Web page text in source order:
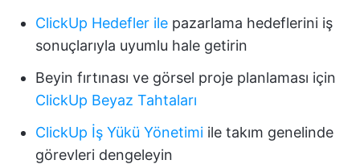
ClickUp Hedefler ile pazarlama hedeflerini iş
sonuçlarıyla uyumlu hale getirin
Beyin fırtınası ve görsel proje planlaması için
ClickUp Beyaz Tahtaları
ClickUp İş Yükü Yönetimi ile takım genelinde
görevleri dengeleyin